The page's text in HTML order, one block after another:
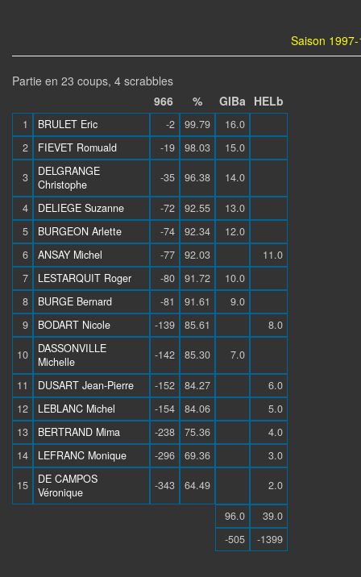
Saison
Partie en 23 coups, 4 scrabbles
966
% GIBa HELb
1 BRULET Eric -2 99.79
16.0
2
FIEVET Romuald -19 98.03 15.0
3
DELGRANGE
Christophe
-35 96.38 14.0
4 DELIEGE Suzanne -72 92.55
13.0
5
BURGEON Arlette -74 92.34
12.0
6
ANSAY Michel -77 92.03
11.0
7
LESTARQUIT Roger -80 91.72
10.0
8
BURGE Bernard -81 91.61
9.0
9
BODART Nicole -139 85.61 8.0
10
DASSONVILLE
Michelle
-142 85.30 7.0
11 DUSART Jean-Pierre -152 84.27
6.0
12
LEBLANC Michel -154 84.06
5.0
13
BERTRAND Mima -238 75.36
4.0
14
LEFRANC Monique -296 69.36 3.0
15
DE CAMPOS
Véronique
-343 64.49 2.0
96.0
39.0
-505
-1399